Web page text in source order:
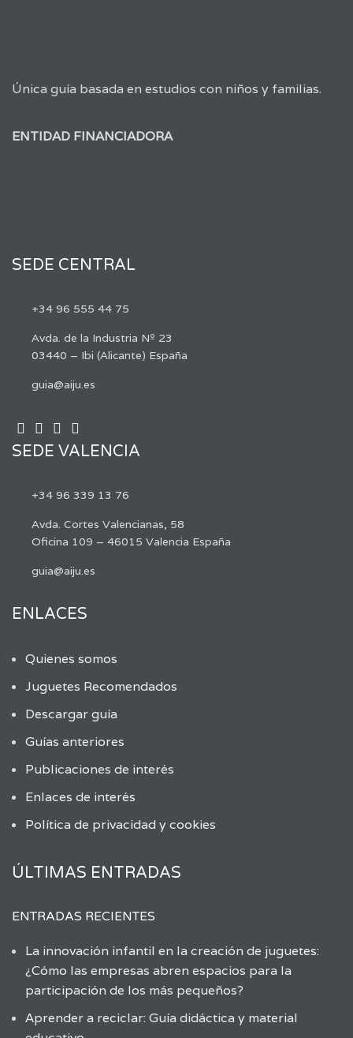
Única guía basada en estudios con niños y familias.
ENTIDAD FINANCIADORA
SEDE CENTRAL
+34 96 555 44 75
Avda. de la Industria Nº 23
03440 – Ibi (Alicante) España
guia@aiju.es
SEDE VALENCIA
+34 96 339 13 76
Avda. Cortes Valencianas, 58
Oficina 109 – 46015 Valencia España
guia@aiju.es
ENLACES
Quienes somos
Juguetes Recomendados
Descargar guía
Guías anteriores
Publicaciones de interés
Enlaces de interés
Política de privacidad y cookies
ÚLTIMAS ENTRADAS
ENTRADAS RECIENTES
La innovación infantil en la creación de juguetes:
¿Cómo las empresas abren espacios para la
participación de los más pequeños?
Aprender a reciclar: Guía didáctica y material